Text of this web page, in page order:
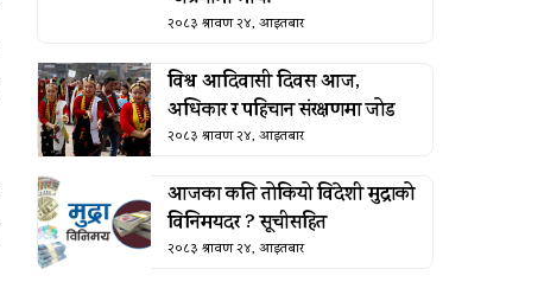
२०८३ श्रावण २४, आइतबार
विश्व आदिवासी दिवस आज,
अधिकार र पहिचान संरक्षणमा जोड
२०८३ श्रावण २४, आइतबार
आजका कति तोकियो विदेशी मुद्राको
विनिमयदर ? सूचीसहित
२०८३ श्रावण २४, आइतबार